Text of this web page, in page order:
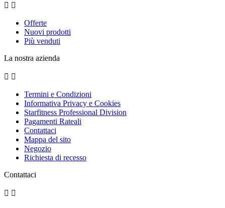
 
Offerte
Nuovi prodotti
Più venduti
La nostra azienda
 
Termini e Condizioni
Informativa Privacy e Cookies
Starfitness Professional Division
Pagamenti Rateali
Contattaci
Mappa del sito
Negozio
Richiesta di recesso
Contattaci
 